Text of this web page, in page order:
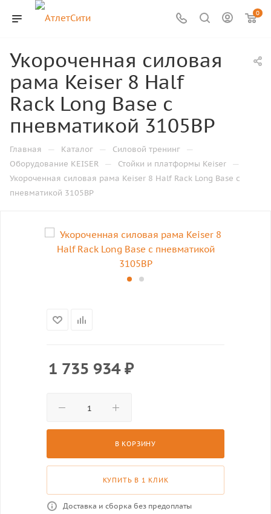
0
Укороченная силовая
рама Keiser 8 Half
Rack Long Base с
пневматикой 3105BP
Главная — Каталог — Силовой тренинг —
Оборудование KEISER — Стойки и платформы Keiser —
Укороченная силовая рама Keiser 8 Half Rack Long Base с
пневматикой 3105BP
1 735 934₽
В КОРЗИНУ
КУПИТЬ В 1 КЛИК
Доставка и сборка без предоплаты